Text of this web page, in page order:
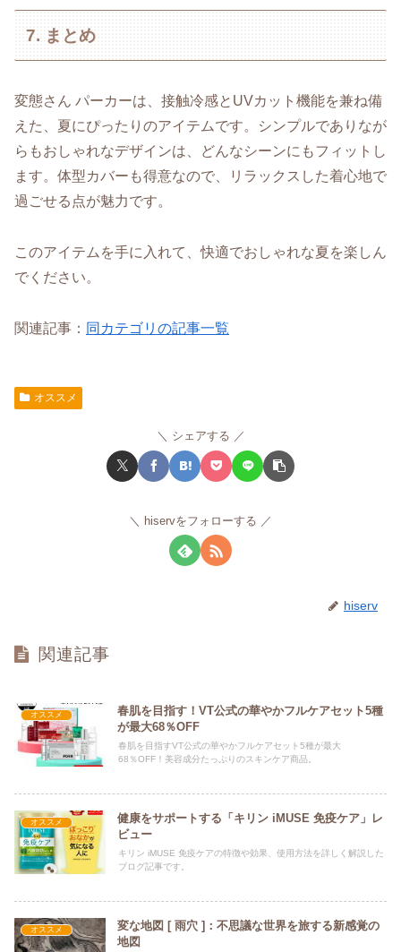
7. まとめ
変態さん パーカーは、接触冷感とUVカット機能を兼ね備
えた、夏にぴったりのアイテムです。シンプルでありなが
らもおしゃれなデザインは、どんなシーンにもフィットし
ます。体型カバーも得意なので、リラックスした着心地で
過ごせる点が魅力です。
このアイテムを手に入れて、快適でおしゃれな夏を楽しん
でください。
関連記事： 同カテゴリの記事一覧
オススメ
シェアする
hiservをフォローする
hiserv
関連記事
オススメ
春肌を目指す！VT公式の華やかフルケアセット5種
が最大68％OFF
春肌を目指すVT公式の華やかフルケアセット5種が最大
68％OFF！美容成分たっぷりのスキンケア商品。
オススメ
健康をサポートする「キリン iMUSE 免疫ケア」レ
ビュー
キリン iMUSE 免疫ケアの特徴や効果、使用方法を詳しく解説した
ブログ記事です。
オススメ
変な地図 [ 雨穴 ]：不思議な世界を旅する新感覚の
地図